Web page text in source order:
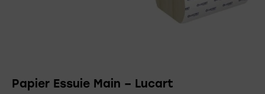
Papier Essuie Main – Lucart